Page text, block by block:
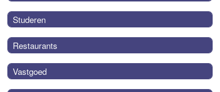
Studeren
Restaurants
Vastgoed